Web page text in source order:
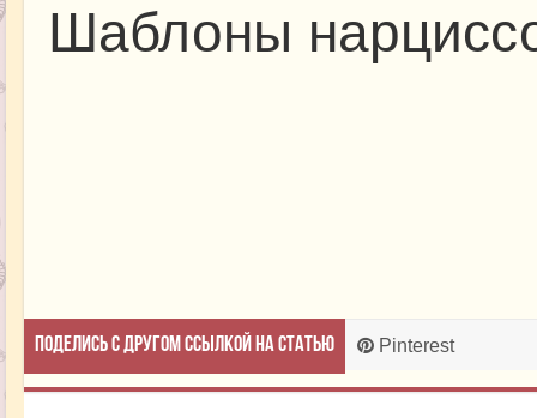
Шаблоны
Поделись с другом ссылкой на статью Pinterest